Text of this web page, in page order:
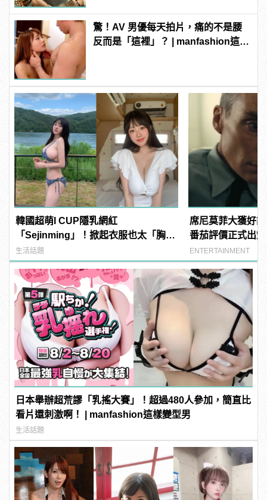
驚！AV 男優每天拍片，痛的不是腰
反而是「這裡」？ | manfashion這樣
韓國超萌I CUP隱乳網紅
「Sejinming」！掀起衣服也太「胸」
了吧！ | manfashion這樣變型男
生活話題
席尼莫菲大獲好
番茄評價正式出爐
ENTERTAINMENT
日本舉辦超荒謬「乳搖大賽」！超過480人參加，簡直比
看片還刺激啊！ | manfashion這樣變型男
生活話題